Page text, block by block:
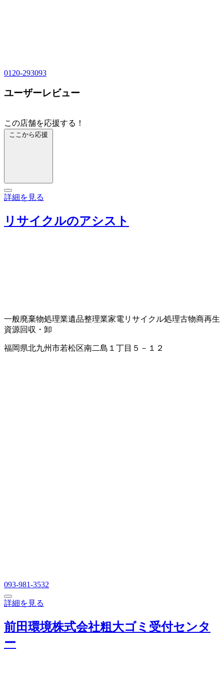
0120-293093
ユーザーレビュー
この店舗を応援する！
ここから応援
詳細を見る
リサイクルのアシスト
一般廃棄物処理業遺品整理業家電リサイクル処理古物商再生
資源回収・卸
福岡県北九州市若松区南二島１丁目５－１２
093-981-3532
詳細を見る
前田環境株式会社粗大ゴミ受付センタ
ー